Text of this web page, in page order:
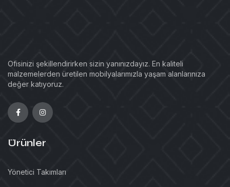
Ofisinizi şekillendirirken sizin yanınızdayız. En kaliteli
malzemelerden üretilen mobilyalarımızla yaşam alanlarınıza
değer katıyoruz.
Ürünler
Yönetici Takımları